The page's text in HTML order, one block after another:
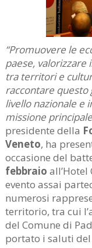
“Promuovere le
paese,
tra territori e
raccontare questo
livello nazionale e
missione principale
presidente della
Veneto, ha
occasione del
febbraio all’Hotel
evento assai
numerosi
territorio, tra cui
del Comune di
portato i saluti